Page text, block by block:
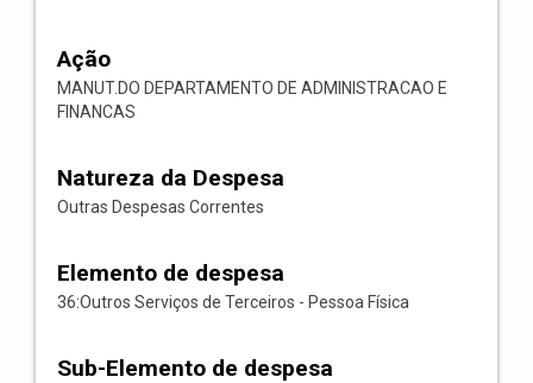
Ação
MANUT.DO DEPARTAMENTO DE ADMINISTRACAO E
FINANCAS
Natureza da Despesa
Outras Despesas Correntes
Elemento de despesa
36:Outros Serviços de Terceiros - Pessoa Física
Sub-Elemento de despesa